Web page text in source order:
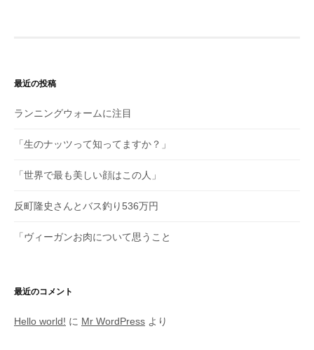
ゲ
ー
シ
ョ
最近の投稿
ランニングウォームに注目
「生のナッツって知ってますか？」
「世界で最も美しい顔はこの人」
反町隆史さんとバス釣り536万円
「ヴィーガンお肉について思うこと
最近のコメント
Hello world! に Mr WordPress より